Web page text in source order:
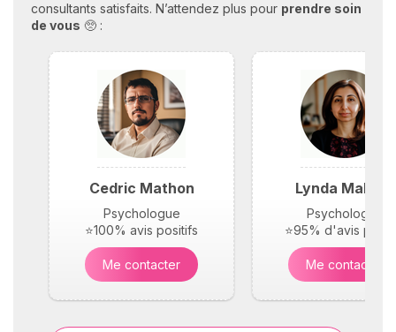
consultants satisfaits. N’attendez plus pour prendre soin
de vous 🥺 :
Cedric Mathon
Psychologue
⭐100% avis positifs
Me contacter
Lynda Maloufi
Psychologue
⭐95% d'avis
Me contacter